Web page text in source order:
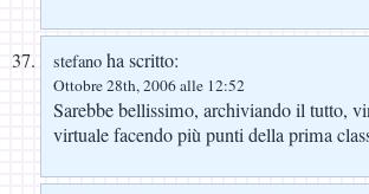
stefano ha scritto:
Ottobre 28th, 2006 alle 12:52
Sarebbe bellissimo, archiviando il tutto,
virtuale facendo più punti della prima